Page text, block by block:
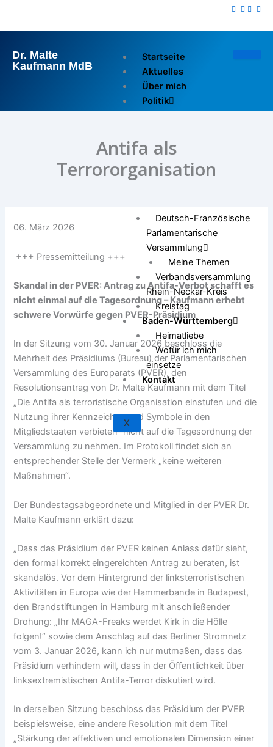
Dr. Malte
Kaufmann MdB
Startseite
Aktuelles
Über mich
Politik
Pressemitteilungen
und Energie
Deutsch-Französische
Parlamentarische
Versammlung
Meine Themen
Verbandsversammlung
Rhein-Neckar-Kreis
Kreistag
Baden-Württemberg
Heimatliebe
Wofür ich mich
einsetze
Kontakt
X
Antifa als
Terrororganisation
06. März 2026
+++ Pressemitteilung +++
Skandal in der PVER: Antrag zu Antifa-Verbot schafft es
nicht einmal auf die Tagesordnung – Kaufmann erhebt
schwere Vorwürfe gegen PVER-Präsidium
In der Sitzung vom 30. Januar 2026 beschloss die
Mehrheit des Präsidiums (Bureau) der Parlamentarischen
Versammlung des Europarats (PVER), den
Resolutionsantrag von Dr. Malte Kaufmann mit dem Titel
„Die Antifa als terroristische Organisation einstufen und die
Nutzung ihrer Kennzeichen und Symbole in den
Mitgliedstaaten verbieten“ nicht auf die Tagesordnung der
Versammlung zu nehmen. Im Protokoll findet sich an
entsprechender Stelle der Vermerk „keine weiteren
Maßnahmen“.
Der Bundestagsabgeordnete und Mitglied in der PVER Dr.
Malte Kaufmann erklärt dazu:
„Dass das Präsidium der PVER keinen Anlass dafür sieht,
den formal korrekt eingereichten Antrag zu beraten, ist
skandalös. Vor dem Hintergrund der linksterroristischen
Aktivitäten in Europa wie der Hammerbande in Budapest,
den Brandstiftungen in Hamburg mit anschließender
Drohung: „Ihr MAGA-Freaks werdet Kirk in die Hölle
folgen!“ sowie dem Anschlag auf das Berliner Stromnetz
vom 3. Januar 2026, kann ich nur mutmaßen, dass das
Präsidium verhindern will, dass in der Öffentlichkeit über
linksextremistischen Antifa-Terror diskutiert wird.
In derselben Sitzung beschloss das Präsidium der PVER
beispielsweise, eine andere Resolution mit dem Titel
„Stärkung der affektiven und emotionalen Dimension einer